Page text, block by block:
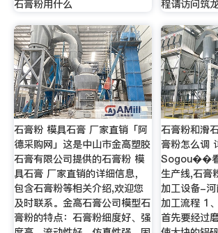
石膏粉用什么
程请访问筑
石膏粉 模具石膏 厂家直销「阿
德采购网」这是中山市金高塑胶
石膏有限公司提供的石膏粉 模
具石膏 厂家直销的详细信息，
包含石膏粉等相关介绍,欢迎您
及时联系。金高石膏公司模型石
膏粉的特点：石膏粉细度好、强
石膏粉和滑
膏粉怎么调
Sogou��
生产线,石膏
加工设备-河
加工流程 1
首先要经过